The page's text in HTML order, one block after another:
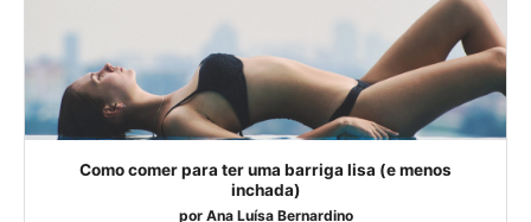
Como comer para ter uma barriga lisa (e menos
inchada)
por Ana Luísa Bernardino